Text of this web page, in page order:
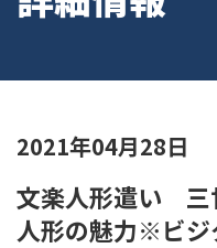
2021年04月28日
文楽人形遣い
人形の魅力※ビジ